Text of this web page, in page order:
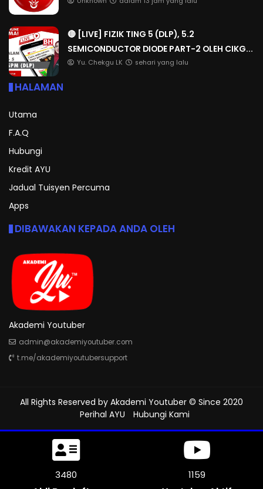
🔴 [LIVE] FIZIK TING 5 (DLP), 5.2
SEMICONDUCTOR DIODE PART-2 OLEH CIKG...
Yu. Chekgu LK sehari yang lalu
HALAMAN
Utama
F.A.Q
Hubungi
Kredit AYU
Jadual Tuisyen Percuma
Apps
DIBAWAKAN KEPADA ANDA OLEH
Akademi Youtuber
admin@akademiyoutuber.com
t.me/akademiyoutubersupport
All Rights Reserved by Akademi Youtuber © Since 2020
Perihal AYU
Hubungi Kami
3840 1280